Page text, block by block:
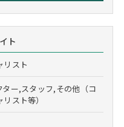
ト
リスト
ー,スタッフ,その他（コ
スト等）